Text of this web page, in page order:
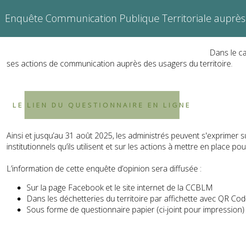
Enquête Communication Publique Territoriale auprès
Dans le
ses actions de communication auprès des usagers du territoire.
LE LIEN DU QUESTIONNAIRE EN LIGNE
Ainsi et jusqu’au 31 août 2025, les administrés peuvent
institutionnels qu’ils utilisent et sur les actions à mettre en place
L’information de cette enquête d’opinion sera diffusée :
Sur la page Facebooket le site internet de la CCBLM
Dans les déchetteries du territoire par affichette avec QR
Sous forme de questionnaire papier (ci-joint pour impression)